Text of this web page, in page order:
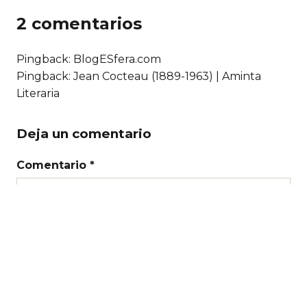
2 comentarios
Pingback: BlogESfera.com
Pingback:Jean Cocteau (1889-1963) | Aminta
Literaria
Deja un comentario
Comentario *